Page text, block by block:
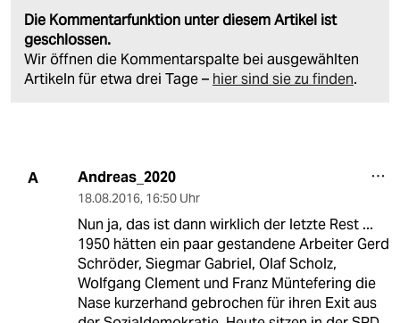
Die Kommentarfunktion unter diesem Artikel ist
geschlossen.
Wir öffnen die Kommentarspalte bei ausgewählten
Artikeln für etwa drei Tage – hier sind sie zu finden.
A Andreas_2020
18.08.2016, 16:50 Uhr
Nun ja, das ist dann wirklich der letzte Rest ...
1950 hätten ein paar gestandene Arbeiter Gerd
Schröder, Siegmar Gabriel, Olaf Scholz,
Wolfgang Clement und Franz Müntefering die
Nase kurzerhand gebrochen für ihren Exit aus